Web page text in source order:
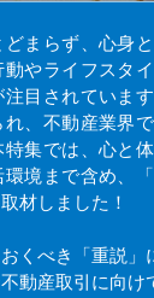
どまらず、心身
やライフスタ
注目されていま
れ、不動産業界
集では、心と
環境まで含め、
材しました！
くべき「重説
動産取引に向け